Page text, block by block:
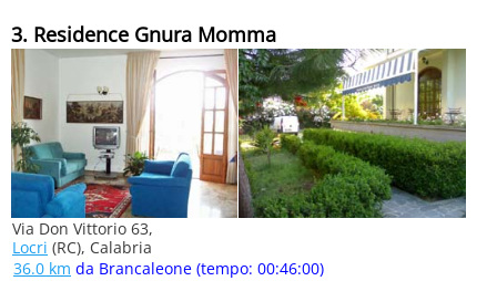
3. Residence Gnura Momma
Via Don Vittorio 63,
Locri (RC), Calabria
36.0 km da Brancaleone (tempo: 00:46:00)